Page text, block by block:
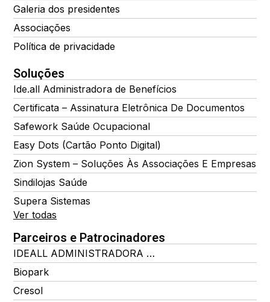
Galeria dos presidentes
Associações
Política de privacidade
Soluções
Ide.all Administradora de Benefícios
Certificata – Assinatura Eletrônica De Documentos
Safework Saúde Ocupacional
Easy Dots (Cartão Ponto Digital)
Zion System – Soluções Às Associações E Empresas
Sindilojas Saúde
Supera Sistemas
Ver todas
Parceiros e Patrocinadores
IDEALL ADMINISTRADORA DE BENEFÍCIOS
Biopark
Cresol